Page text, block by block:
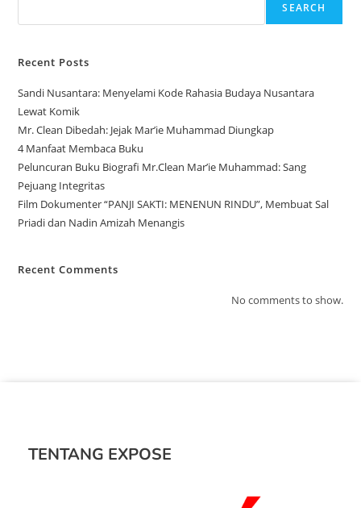
SEARCH
Recent Posts
Sandi Nusantara: Menyelami Kode Rahasia Budaya Nusantara
Lewat Komik
Mr. Clean Dibedah: Jejak Mar’ie Muhammad Diungkap
4 Manfaat Membaca Buku
Peluncuran Buku Biografi Mr.Clean Mar’ie Muhammad: Sang
Pejuang Integritas
Film Dokumenter “PANJI SAKTI: MENENUN RINDU”, Membuat Sal
Priadi dan Nadin Amizah Menangis
Recent Comments
No comments to show.
TENTANG EXPOSE